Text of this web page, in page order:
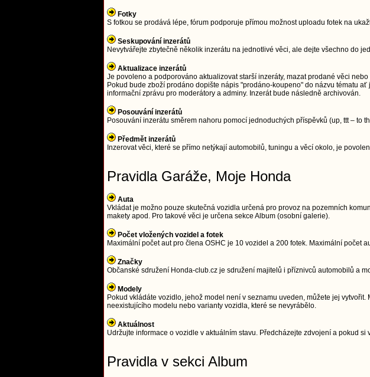
Fotky
S fotkou se prodává lépe, fórum podporuje přímou možnost uploadu fotek na
Seskupování inzerátů
Nevytvářejte zbytečně několik inzerátu na jednotlivé věci, ale dejte všechno do
Aktualizace inzerátů
Je povoleno a podporováno aktualizovat starší inzeráty, mazat prodané věci
Pokud bude zboží prodáno dopište nápis "prodáno-koupeno" do názvu tématu
informační zprávu pro moderátory a adminy. Inzerát bude následně archivován.
Posouvání inzerátů
Posouvání inzerátu směrem nahoru pomocí jednoduchých příspěvků (up, ttt – to
Předmět inzerátů
Inzerovat věci, které se přímo netýkají automobilů, tuningu a věcí okolo, je
Pravidla Garáže, Moje Honda
Auta
Vkládat je možno pouze skutečná vozidla určená pro provoz na pozemních
makety apod. Pro takové věci je určena sekce Album (osobní galerie).
Počet vložených vozidel a fotek
Maximální počet aut pro člena OSHC je 10 vozidel a 200 fotek. Maximální počet
Značky
Občanské sdružení Honda-club.cz je sdružení majitelů i příznivců automobilů a
Modely
Pokud vkládáte vozidlo, jehož model není v seznamu uveden, můžete jej
neexistujícího modelu nebo varianty vozidla, které se nevyrábělo.
Aktuálnost
Udržujte informace o vozidle v aktuálním stavu. Předcházejte zdvojení a pokud
Pravidla v sekci Album